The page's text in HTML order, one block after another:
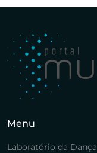
Menu
Laboratório da Dança